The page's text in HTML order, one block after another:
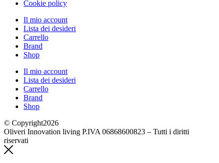
Cookie policy
Il mio account
Lista dei desideri
Carrello
Brand
Shop
Il mio account
Lista dei desideri
Carrello
Brand
Shop
© Copyright2026
Oliveri Innovation living P.IVA 06868600823 – Tutti i diritti
riservati